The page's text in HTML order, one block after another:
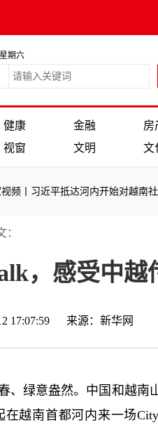
期六
健康 金融 房
视窗 文明 文
抵达河内开始对越南社会主义共和
抵达河内开始对越南社会主义共和
：
，感受中越
17:07:59 来源： 新华网
、绿意盎然。中国和越南
越南首都河内来一场